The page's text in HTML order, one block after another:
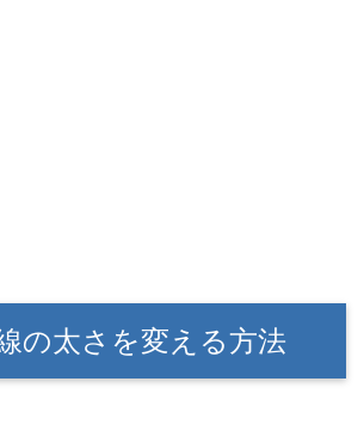
の太さを変える方法